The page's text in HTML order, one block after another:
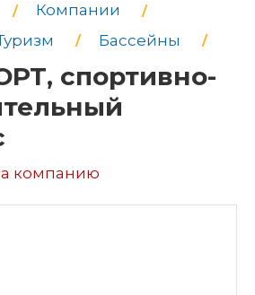
Компании
Бассейны
спортивно-
компанию